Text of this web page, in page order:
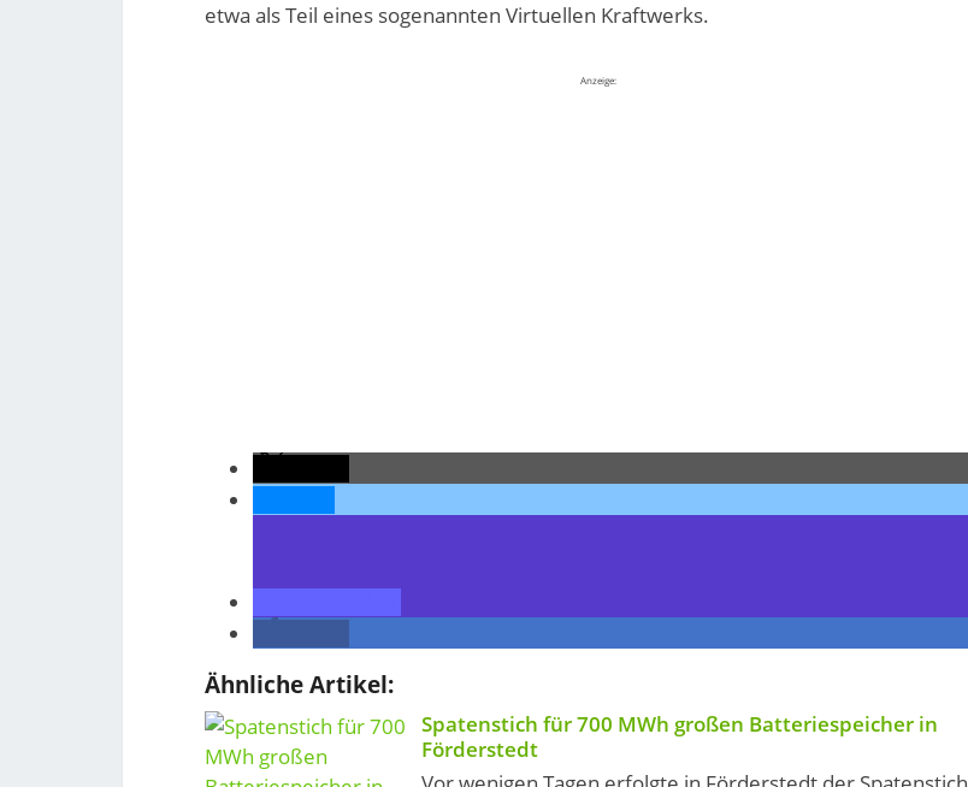
etwa als Teil eines sogenannten Virtuellen Kraftwerks.
Anzeige:
Ähnliche Artikel:
Spatenstich für 700 MWh großen Batteriespeicher in
Förderstedt